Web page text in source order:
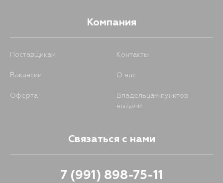
Компания
Поставщикам Контакты
Вакансии О нас
Оферта
Владельцам пунктов
выдачи
Связаться с нами
7 (991) 898-75-11